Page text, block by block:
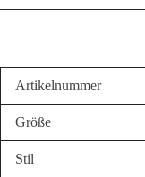
Artikelnummer
Größe
Stil